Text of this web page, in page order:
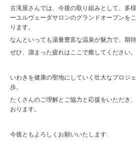
古滝屋さんでは、今後の取り組みとして、多
ーユルヴェーダサロンのグランドオープンを
ります。
なんといっても湯量豊富な温泉が魅力で、期
ぜひ、溜まった疲れはここで癒してください。
いわきを健康の聖地にしていく壮大なプロジ
歩。
たくさんのご理解とご協力と応援をいただき
おります。
今後ともよろしくお願いいたします.